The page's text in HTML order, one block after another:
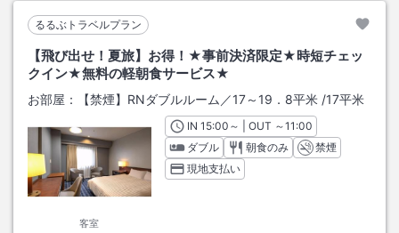
るるぶトラベルプラン
【飛び出せ！夏旅】お得！★事前決済限定★時短チェッ
クイン★無料の軽朝食サービス★
お部屋： 【禁煙】RNダブルルーム／17～19．8平米 /17平米
客室
INチェックイン
15:00 ～ | OUT チェックアウト
～11:00
ダブル
朝食のみ
禁煙
現地支払い